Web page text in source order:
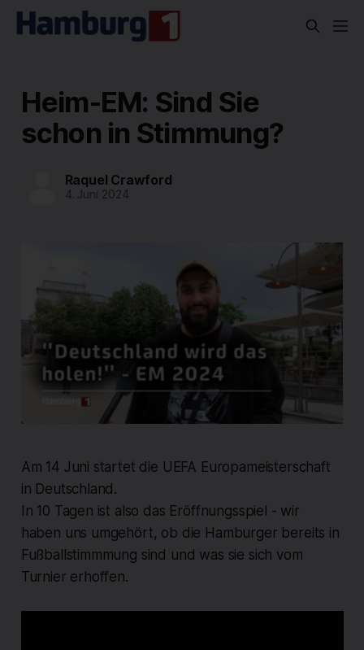
Heim-EM: Sind Sie
schon in Stimmung?
Raquel Crawford
4. Juni 2024
Am 14 Juni startet die UEFA Europameisterschaft
in Deutschland.
In 10 Tagen ist also das Eröffnungsspiel - wir
haben uns umgehört, ob die Hamburger bereits in
Fußballstimmmung sind und was sie sich vom
Turnier erhoffen.